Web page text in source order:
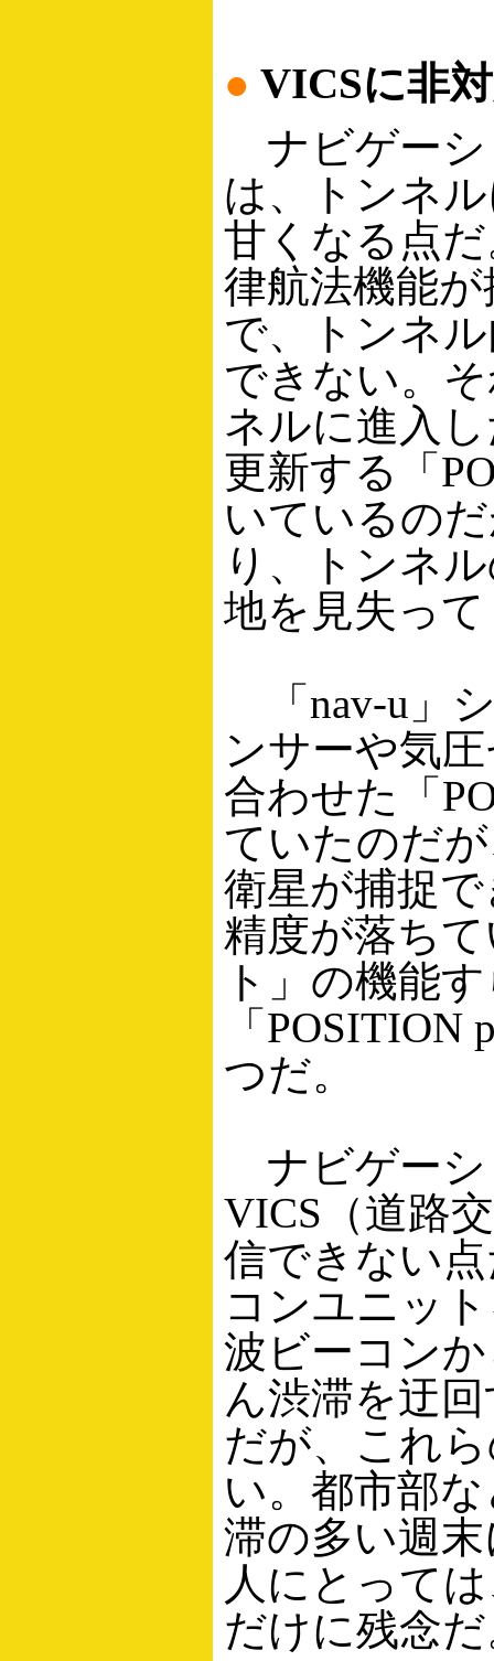
● VICSに非
ナビゲーシ
は、トンネ
甘くなる点
律航法機能
で、トンネ
できない。
ネルに進入
更新する「
いているの
り、トンネ
地を見失っ
「nav-u」
ンサーや気
合わせた「
ていたのだ
衛星が捕捉
精度が落ち
ト」の機能
「
つだ。
ナビゲーシ
VICS（道路
信できない
コンユニッ
波ビーコン
ん渋滞を迂
だが、これ
い。都市部
滞の多い週
人にとって
だけに残念